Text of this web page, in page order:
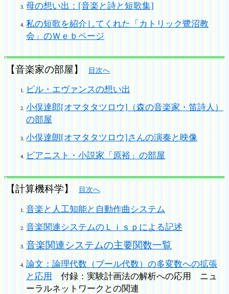
母の想い出：[音楽と詩と短歌集]
私の短歌を紹介してくれた「カトリック鷺沼教
会」のＷｅｂページ
【音楽家の部屋】 目次へ
ビル・エヴァンスの想い出
小俣達郎[オマタタツロウ]（森の音楽家・笛詩人）
の部屋
小俣達朗[オマタタツロウ]さんの演奏と映像
ピアニスト・小説家「原裕」の部屋
【計算機科学】 目次へ
音楽と人工知能と自動作曲システム
音楽関連システムのＬｉｓｐによる記述
音楽関連システムの主要関数一覧
論文：論理代数（ブール代数）の多変数への拡張
と応用
付録：実験計画法の解析への応用 ニュ
ーラルネットワークとの関連